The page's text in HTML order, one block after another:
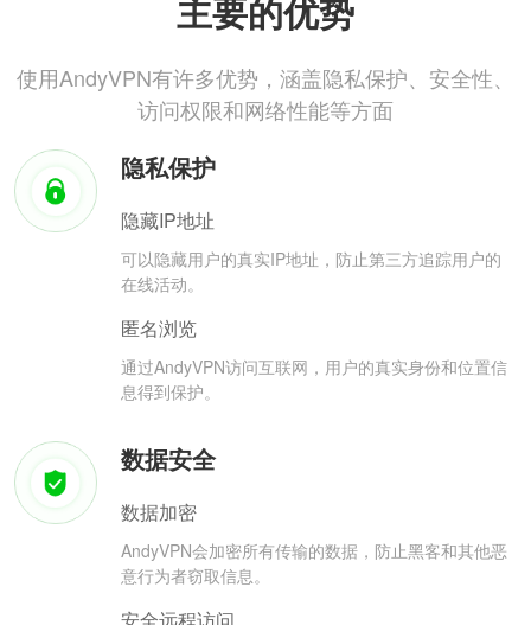
主要的优势
使用AndyVPN有许多优势，涵盖隐私保护、安全性、
访问权限和网络性能等方面
隐私保护
隐藏IP地址
可以隐藏用户的真实IP地址，防止第三方追踪用户的
在线活动。
匿名浏览
通过AndyVPN访问互联网，用户的真实身份和位置信
息得到保护。
数据安全
数据加密
AndyVPN会加密所有传输的数据，防止黑客和其他恶
意行为者窃取信息。